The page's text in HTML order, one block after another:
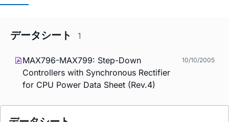
データシート 1
MAX796-MAX799: Step-Down
Controllers with Synchronous Rectifier
for CPU Power Data Sheet (Rev.4)
10/10/2005